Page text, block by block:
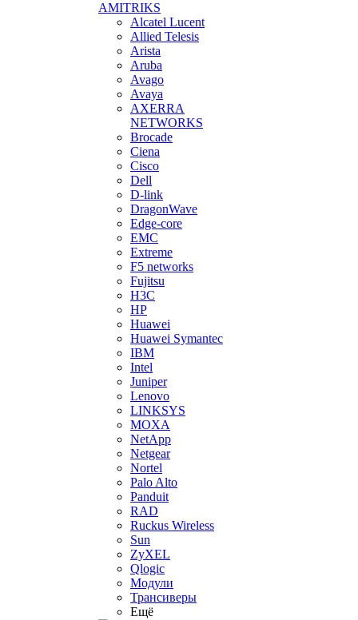
AMITRIKS
Alcatel Lucent
Allied Telesis
Arista
Aruba
Avago
Avaya
AXERRA
NETWORKS
Brocade
Ciena
Cisco
Dell
D-link
DragonWave
Edge-core
EMC
Extreme
F5 networks
Fujitsu
H3С
HP
Huawei
Huawei Symantec
IBM
Intel
Juniper
Lenovo
LINKSYS
MOXA
NetApp
Netgear
Nortel
Palo Alto
Panduit
RAD
Ruckus Wireless
Sun
ZyXEL
Qlogic
Модули
Трансиверы
Ещё